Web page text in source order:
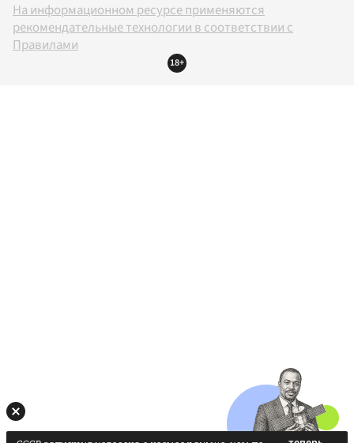
На информационном ресурсе применяются
рекомендательные технологии в соответствии с
Правилами
18+